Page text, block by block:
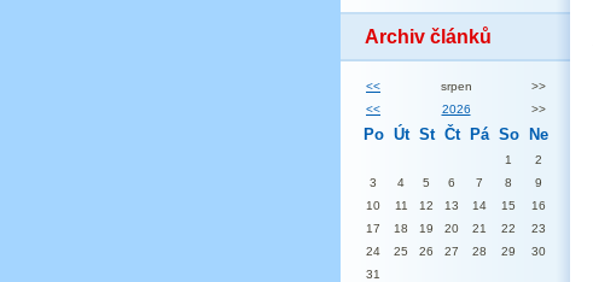
Archiv článků
<< srpen
>>
<<
2026 >>
Po Út St Čt Pá So Ne
1
2
3
4 5 6 7 8
9
10
11 12 13 14 15
16
17
18 19 20 21 22
23
24
25 26 27 28 29
30
31